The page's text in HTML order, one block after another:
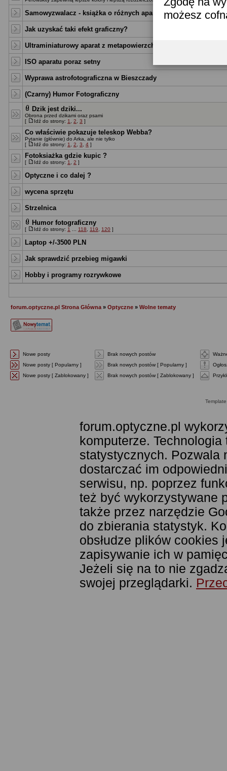
możesz
Samowyzwalacz - książka o różnych aparatach.
Jak uzyskać taki efekt graficzny?
Ultraminiaturowy aparat z metapowierzchnią.
ISO aparatu poraz setny
Wyprawa astrofotograficzna w Bieszczady
(Czarny) Humor Fotograficzny
Dzik jest dziki...
Obrona przed dzikami oraz psami
[
Idź do strony: 1 2 3 ]
Co właściwie pokazuje teleskop Webba?
Pytanie (głównie) do Arka, ale nie tylko
[
Idź do strony: 1 2 3 4 ]
Fotoksiażka gdzie kupic ?
[ Idź do strony: 1 2 ]
Optyczne i co dalej ?
wycena sprzętu
Strzelnica
Humor fotograficzny
[ Idź do strony: 1 118 119 120 ]
Laptop +/-3500 PLN
Jak sprawdzić przebieg migawki
Hobby i programy rozrywkowe
forum.optyczne.pl Strona Główna » Optyczne » Wolne tematy
Nowe posty Brak nowych postów
Nowe posty [ Popularny ]
Brak nowych postów [ Popularny ]
Nowe posty [ Zablokowany ]
Brak nowych postów [ Zablokowany ]
forum.optyczne.pl
komputerze.
statystycznych. Pozwala
dostarczać im
serwisu, np. poprzez
też być wykorzystywane
także przez narzędzie
do zbierania statystyk.
obsłudze plików cookies
zapisywanie ich w
Jeżeli się na to nie
swojej przeglądarki.